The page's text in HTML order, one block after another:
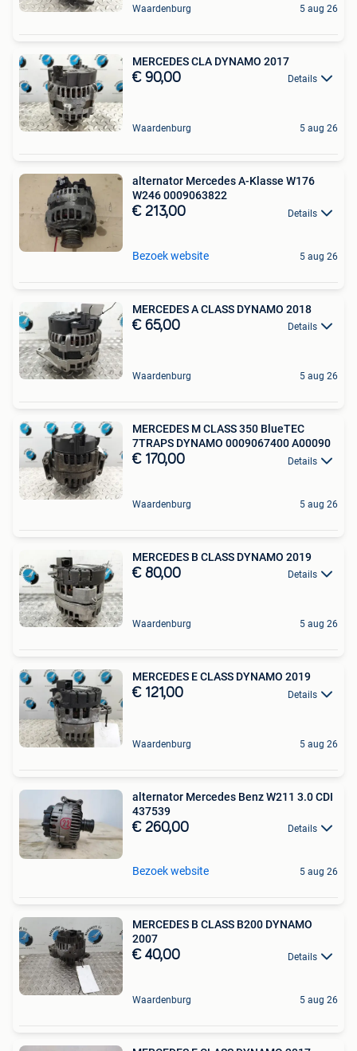
Waardenburg 5 aug 26
MERCEDES CLA DYNAMO 2017
€ 90,00 Details
Waardenburg 5 aug 26
alternator Mercedes A-Klasse W176
W246 0009063822
€ 213,00 Details
Bezoek website 5 aug 26
MERCEDES A CLASS DYNAMO 2018
€ 65,00 Details
Waardenburg 5 aug 26
MERCEDES M CLASS 350 BlueTEC
7TRAPS DYNAMO 0009067400 A00090
€ 170,00 Details
Waardenburg 5 aug 26
MERCEDES B CLASS DYNAMO 2019
€ 80,00 Details
Waardenburg 5 aug 26
MERCEDES E CLASS DYNAMO 2019
€ 121,00 Details
Waardenburg 5 aug 26
alternator Mercedes Benz W211 3.0 CDI
437539
€ 260,00 Details
Bezoek website 5 aug 26
MERCEDES B CLASS B200 DYNAMO
2007
€ 40,00 Details
Waardenburg 5 aug 26